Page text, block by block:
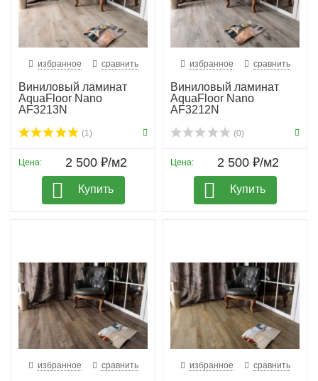
избранное сравнить
Виниловый ламинат
AquaFloor Nano
AF3213N
(1)
Цена: 2 500 ₽/м2
Купить
избранное сравнить
Виниловый ламинат
AquaFloor Nano
AF3212N
(0)
Цена: 2 500 ₽/м2
Купить
избранное сравнить избранное сравнить